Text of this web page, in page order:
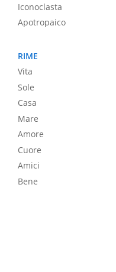
Iconoclasta
Apotropaico
RIME
Vita
Sole
Casa
Mare
Amore
Cuore
Amici
Bene